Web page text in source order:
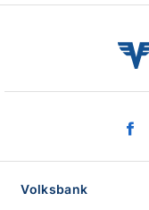
Volksbank